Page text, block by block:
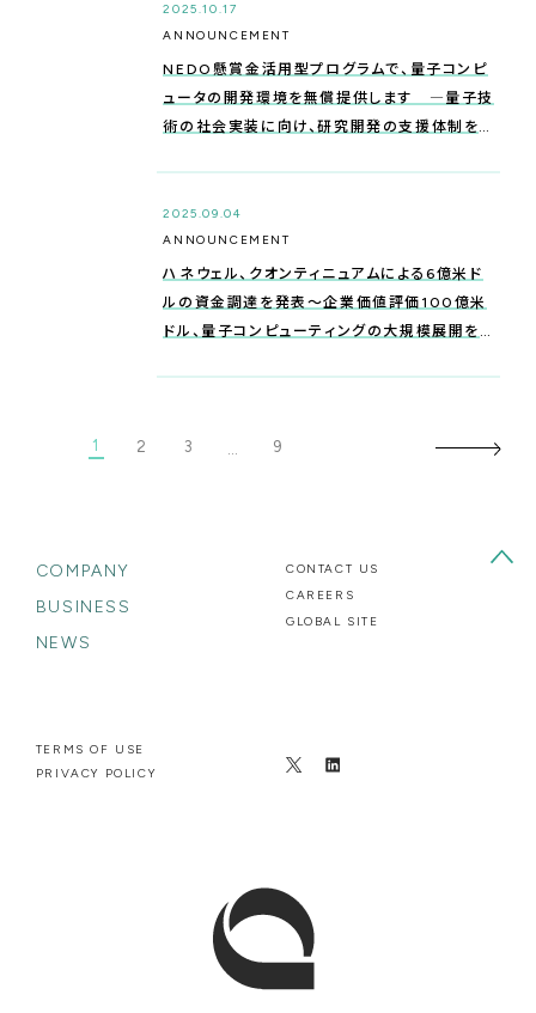
2025.10.17
ANNOUNCEMENT
NEDO懸賞金活用型プログラムで、量子コンピ
ュータの開発環境を無償提供します ―量子技
術の社会実装に向け、研究開発の支援体制を
2025.09.04
ANNOUNCEMENT
ハネウェル、クオンティニュアムによる6億米ド
ルの資金調達を発表〜企業価値評価100億米
ドル、量子コンピューティングの大規模展開を
1 2 3 9
COMPANY
BUSINESS
NEWS
CONTACT US
CAREERS
GLOBAL SITE
TERMS OF USE
PRIVACY POLICY